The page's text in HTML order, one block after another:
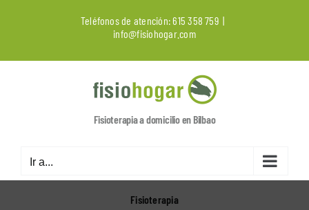
Teléfonos de atención:615 358 759 |
info@fisiohogar.com
Fisioterapia a domicilio en Bilbao
Ir a...
Fisioterapia